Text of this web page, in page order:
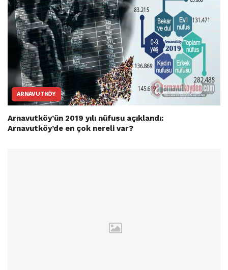
ARNAVUTKÖY
Arnavutköy’ün 2019 yılı nüfusu açıklandı:
Arnavutköy’de en çok nereli var?